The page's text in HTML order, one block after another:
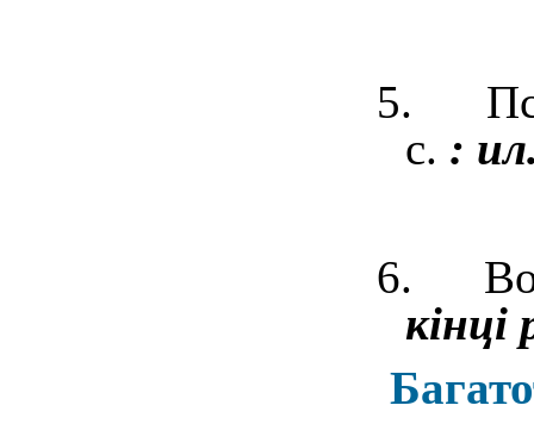
5.
с. :
6.
кінці